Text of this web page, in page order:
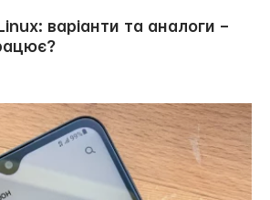
варіанти та аналоги –